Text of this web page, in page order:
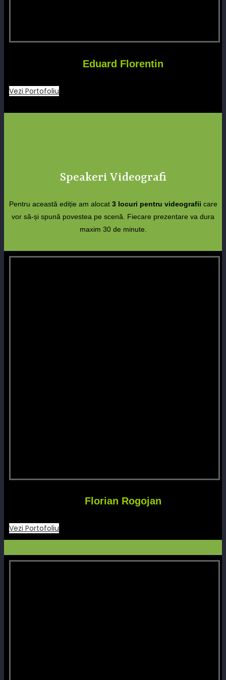
Eduard Florentin
Vezi Portofoliu
Speakeri Videografi
Pentru această ediție am alocat 3 locuri pentru videografii care
vor să-și spună povestea pe scenă. Fiecare prezentare va dura
maxim 30 de minute.
Florian Rogojan
Vezi Portofoliu